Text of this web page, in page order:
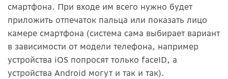
смартфона. При входе им всего нужно будет
приложить отпечаток пальца или показать лицо
камере смартфона (система сама выбирает вариант
в зависимости от модели телефона, например
устройства iOS попросят только faceID, а
устройства Android могут и так и так).